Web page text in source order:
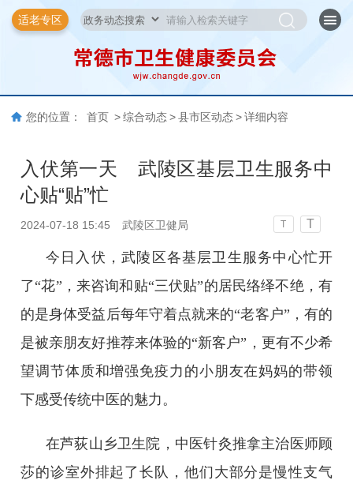
适老专区
您的位置： 首页 > 综合动态 > 县市区动态 > 详细内容
入伏第一天 武陵区基层卫生服务中
心贴“贴”忙
2024-07-18 15:45 武陵区卫健局 T T
今日入伏，武陵区各基层卫生服务中心忙开
了“花”，来咨询和贴“三伏贴”的居民络绎不绝，有
的是身体受益后每年守着点就来的“老客户”，有的
是被亲朋友好推荐来体验的“新客户”，更有不少希
望调节体质和增强免疫力的小朋友在妈妈的带领
下感受传统中医的魅力。
在芦荻山乡卫生院，中医针灸推拿主治医师顾
莎的诊室外排起了长队，他们大部分是慢性支气